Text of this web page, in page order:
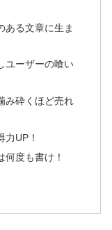
ある文章に生ま
ユーザーの喰い
み砕くほど売れ
UP！
度も書け！